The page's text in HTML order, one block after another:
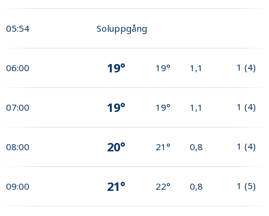
05:54 Soluppgång
06:00 19° 19° 1,1 1 (4)
07:00 19° 19° 1,1 1 (4)
08:00 20° 21° 0,8 1 (4)
09:00 21° 22° 0,8 1 (5)